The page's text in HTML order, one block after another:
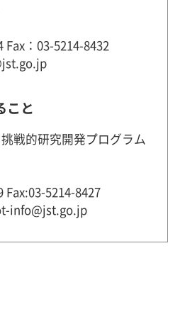
Fax：03-5214-8432
こと
戦的研究開発プログラム
Fax:03-5214-8427
info@jst.go.jp